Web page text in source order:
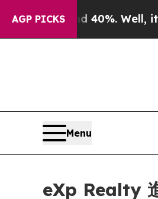
AGP PICKS
40%. Well, it Didn’tAs
Menu
eXp Realty